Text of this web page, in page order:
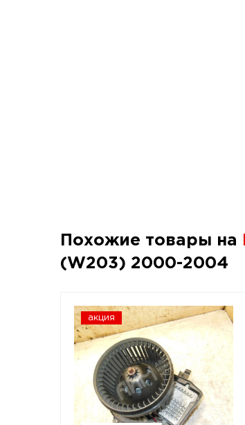
Похожие товары на
(W203) 2000-2004
акция